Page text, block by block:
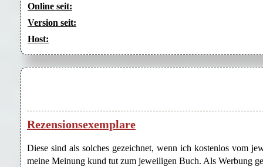
Online seit:
Version seit:
Host:
Rezensionsexemplare
Diese sind als solches gezeichnet, wenn ich kostenlos vom
meine Meinung kund tut zum jeweiligen Buch. Als Werbung